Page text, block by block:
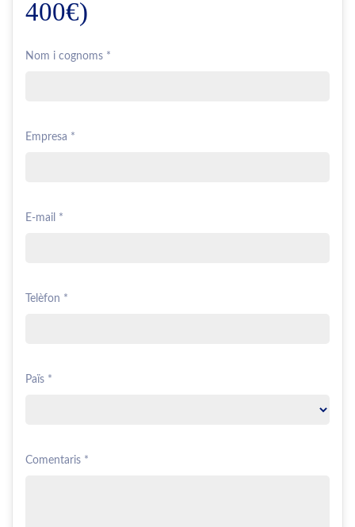
400€)
Nom i cognoms *
Empresa *
E-mail *
Telèfon *
Païs *
Comentaris *